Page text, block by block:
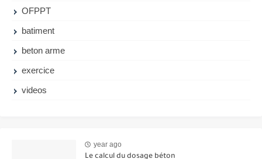
OFPPT
batiment
beton arme
exercice
videos
year ago
Le calcul du dosage béton